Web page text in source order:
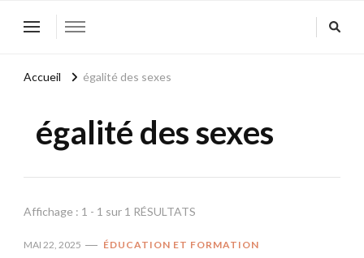
Accueil égalité des sexes
égalité des sexes
Affichage : 1 - 1 sur 1 RÉSULTATS
MAI 22, 2025 ÉDUCATION ET FORMATION